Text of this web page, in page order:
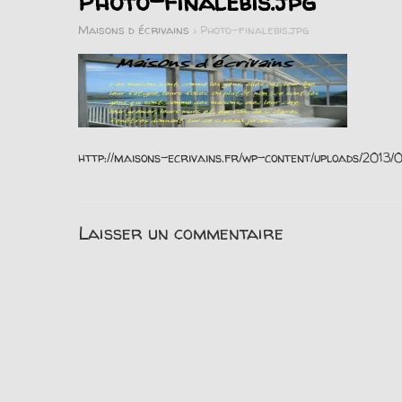
Maisons d écrivains > Photo-finalebis.jpg
http://maisons-ecrivains.fr/wp-content/uploads/
Laisser un commentaire